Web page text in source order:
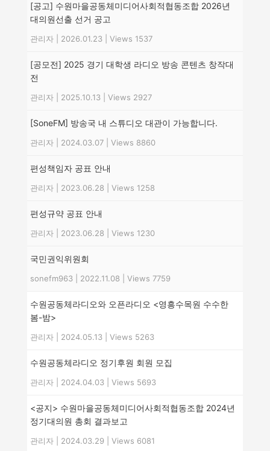
[공고] 수원마을공동체미디어사회적협동조합 2026년
대의원선출 선거 공고
관리자 2026.01.23 Views 1537
[공모전] 2025 경기 대학생 라디오 방송 콘텐츠 창작대
전
관리자 2025.10.13 Views 2927
[SoneFM] 방송국 내 스튜디오 대관이 가능합니다.
관리자 2024.03.07 Views 8860
편성책임자 공표 안내
관리자 2023.06.28 Views 1258
편성규약 공표 안내
관리자 2023.06.28 Views 1230
국민권익위원회
sonefm963 2022.11.08 Views 7759
수원공동체라디오와 오픈라디오 <영흥수목원 수수한
봄-밤>
관리자 2024.05.13 Views 5263
수원공동체라디오 정기후원 회원 모집
관리자 2024.04.03 Views 5693
<공지> 수원마을공동체미디어사회적협동조합 2024년
정기대의원 총회 결과보고
관리자 2024.03.29 Views 6081